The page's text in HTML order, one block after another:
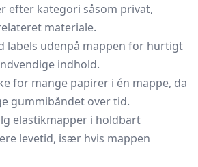
efter kategori såsom privat,
materiale.
labels udenpå mappen for hurtigt
indhold.
for mange papirer i én mappe, da
gummibåndet over tid.
elastikmapper i holdbart
levetid, især hvis mappen